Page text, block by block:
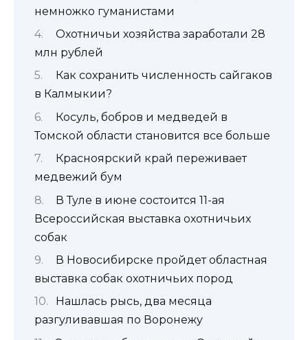
немножко гуманистами
Охотничьи хозяйства заработали 28
млн рублей
Как сохранить численность сайгаков
в Калмыкии?
Косуль, бобров и медведей в
Томской области становится все больше
Красноярский край переживает
медвежий бум
В Туле в июне состоится 11-ая
Всероссийская выставка охотничьих
собак
В Новосибирске пройдет областная
выставка собак охотничьих пород
Нашлась рысь, два месяца
разгуливавшая по Воронежу